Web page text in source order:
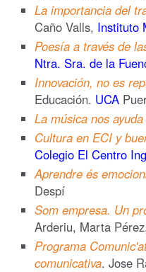
La importancia del
Caño Valls, Instituto
Poesía a través de
Ntra. Sra. de la
Innovación, no es
Educación. UCA
La música nos
Cultura en ECI y
Colegio El Centro
Aprendre és
Despí
Som empresa. Un
Arderiu, Marta
Programa
comunicativa. Jose